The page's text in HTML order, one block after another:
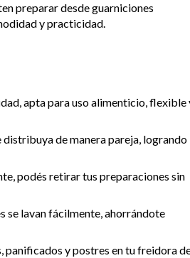
preparar desde guarniciones
y practicidad.
apta para uso alimenticio, flexible
distribuya de manera pareja, logrando
podés retirar tus preparaciones sin
se lavan fácilmente, ahorrándote
panificados y postres en tu freidora